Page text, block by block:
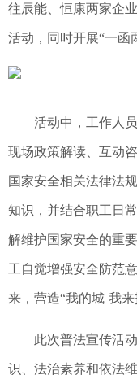
往辰能、恒康两家企
活动，同时开展“一函
活动中，工作人
现场政策解读、互动
国家安全相关法律法
知识，并结合职工日
解维护国家安全的重
工自觉增强安全防范
来，营造“我的城 我来
此次普法宣传活
识、法治素养和依法